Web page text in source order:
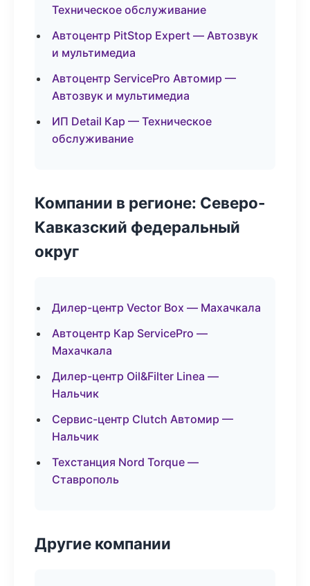
Техническое обслуживание
Автоцентр PitStop Expert — Автозвук
и мультимедиа
Автоцентр ServicePro Автомир —
Автозвук и мультимедиа
ИП Detail Кар — Техническое
обслуживание
Компании в регионе: Северо-
Кавказский федеральный
округ
Дилер-центр Vector Box — Махачкала
Автоцентр Кар ServicePro —
Махачкала
Дилер-центр Oil&Filter Linea —
Нальчик
Сервис-центр Clutch Автомир —
Нальчик
Техстанция Nord Torque —
Ставрополь
Другие компании